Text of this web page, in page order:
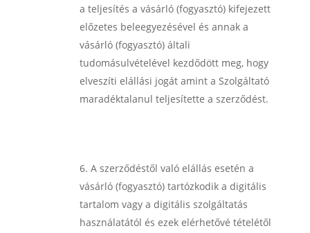
a teljesítés a vásárló (fogyasztó) kifejezett
előzetes beleegyezésével és annak a
vásárló (fogyasztó) általi
tudomásulvételével kezdődött meg, hogy
elveszíti elállási jogát amint a Szolgáltató
maradéktalanul teljesítette a szerződést.
A szerződéstől való elállás esetén a
vásárló (fogyasztó) tartózkodik a digitális
tartalom vagy a digitális szolgáltatás
használatától és ezek elérhetővé tételétől